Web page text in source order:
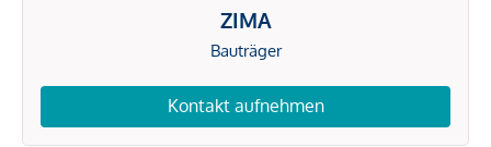
ZIMA
Bauträger
Kontakt aufnehmen